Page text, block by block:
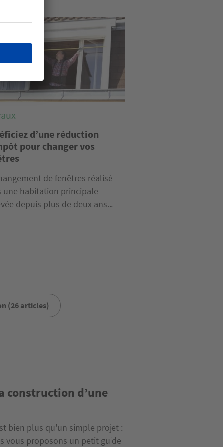
d’une réduction
pour changer vos
de fenêtres réalisé
une habitation principale
depuis plus de deux ans...
(26 articles)
construction d’une
bien plus qu'un simple projet :
vous proposons un petit guide